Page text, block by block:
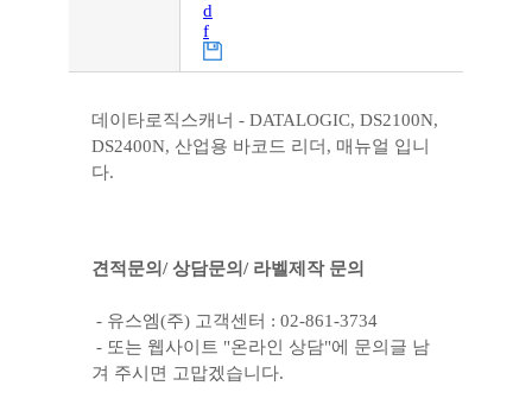
d
f
데이타로직스캐너 - DATALOGIC, DS2100N,
DS2400N, 산업용 바코드 리더, 매뉴얼 입니
다.
견적문의/ 상담문의/ 라벨제작 문의
- 유스엠(주) 고객센터 : 02-861-3734
- 또는 웹사이트 "온라인 상담"에 문의글 남
겨 주시면 고맙겠습니다.